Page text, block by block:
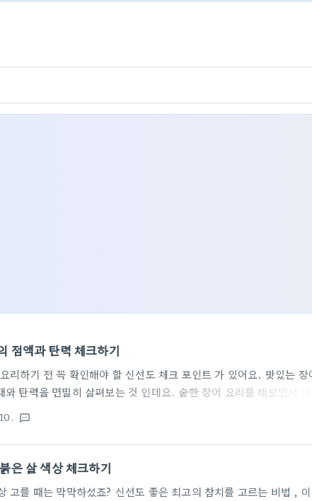
점액과 탄력 체크하기
예요. 전문 수산물 딜러
정확하게 가늠할 수 있는 놀라운 능력을 가지고 있답니다.신선한 장어
textsms
은 살 색상 체크하기